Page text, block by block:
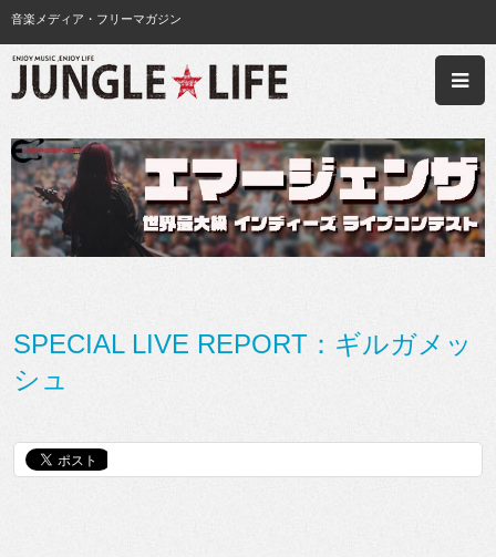
音楽メディア・フリーマガジン
SPECIAL LIVE REPORT：ギルガメッ
シュ